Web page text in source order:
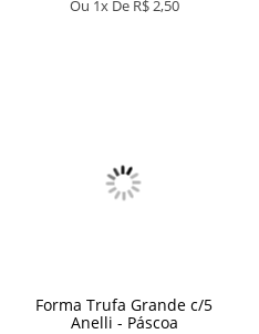
Ou 1x De R$ 2,50
Forma Trufa Grande c/5
Anelli - Páscoa